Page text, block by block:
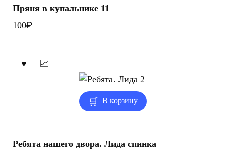
Пряня в купальнике 11
100₽
В корзину
Ребята нашего двора. Лида спинка